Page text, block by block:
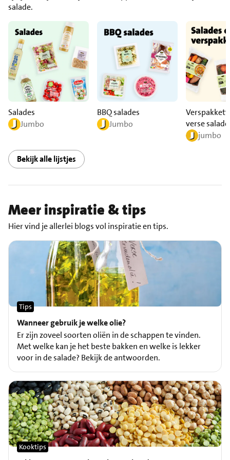
salade.
Salades
Jumbo
BBQ salades
Jumbo
verse
jumbo
Bekijk alle lijstjes
Meer inspiratie & tips
Hier vind je allerlei blogs vol inspiratie en tips.
Wanneer gebruik je welke olie?
Tips
Er zijn zoveel soorten oliën in de schappen te vinden.
Met welke kan je het beste bakken en welke is lekker
voor in de salade? Bekijk de antwoorden.
Kooktips